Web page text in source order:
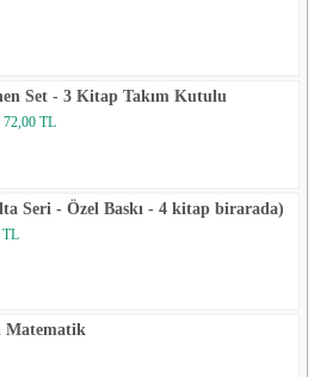
Set - 3 Kitap Takım Kutulu
72,00 TL
Seri - Özel Baskı - 4 kitap birarada)
TL
Matematik